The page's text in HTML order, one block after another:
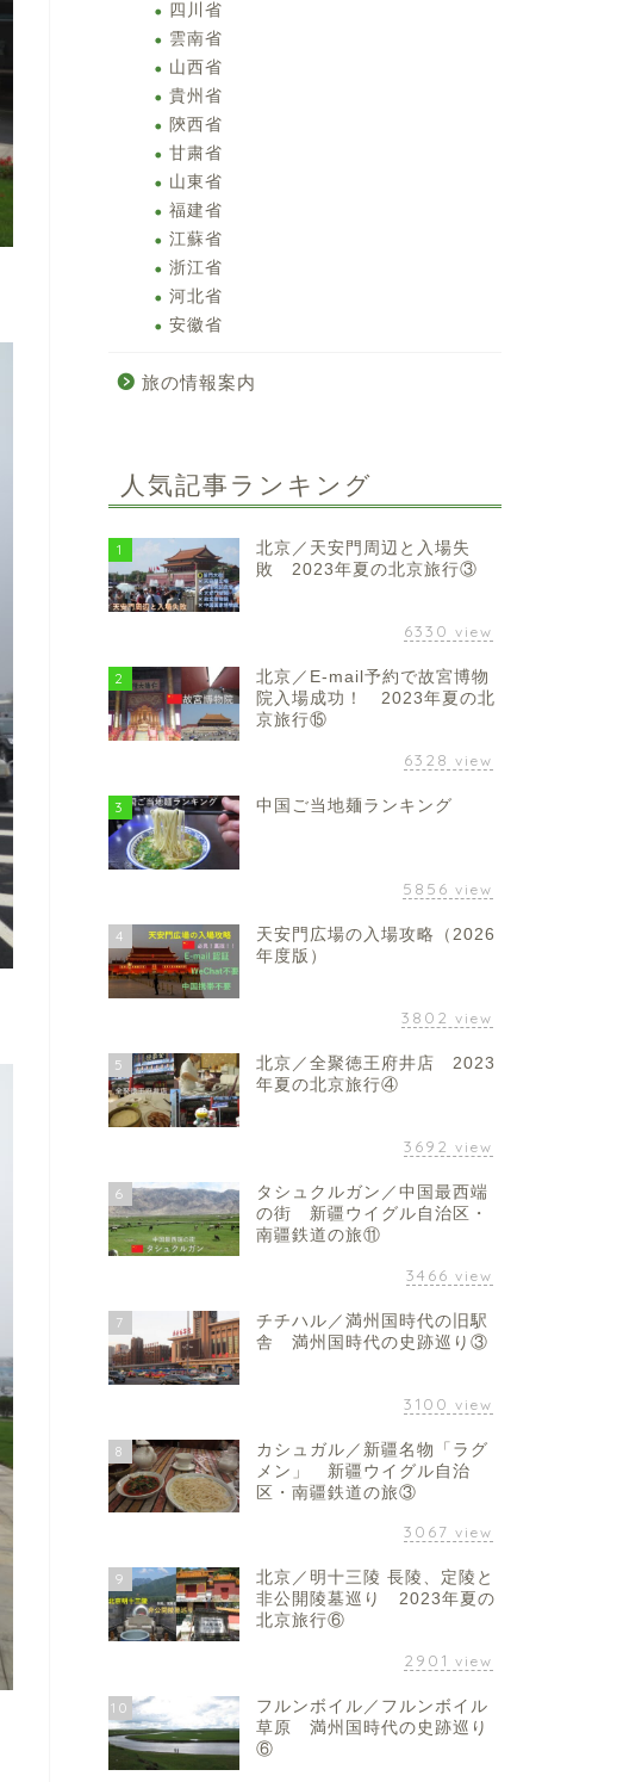
四川省
雲南省
山西省
貴州省
陝西省
甘粛省
山東省
福建省
江蘇省
浙江省
河北省
安徽省
旅の情報案内
人気記事ランキング
1
北京／天安門周辺と入場失
敗 2023年夏の北京旅行③
6330 view
2
北京／E-mail予約で故宮博物
院入場成功！ 2023年夏の北
京旅行⑮
6328 view
3 中国ご当地麺ランキング
5856 view
4
天安門広場の入場攻略（2026
年度版）
3802 view
5
北京／全聚徳王府井店 2023
年夏の北京旅行④
3692 view
6
タシュクルガン／中国最西端
の街 新疆ウイグル自治区・
南疆鉄道の旅⑪
3466 view
7
チチハル／満州国時代の旧駅
舎 満州国時代の史跡巡り③
3100 view
8
カシュガル／新疆名物「ラグ
メン」 新疆ウイグル自治
区・南疆鉄道の旅③
3067 view
9
北京／明十三陵 長陵、定陵と
非公開陵墓巡り 2023年夏の
北京旅行⑥
2901 view
10
フルンボイル／フルンボイル
草原 満州国時代の史跡巡り
⑥